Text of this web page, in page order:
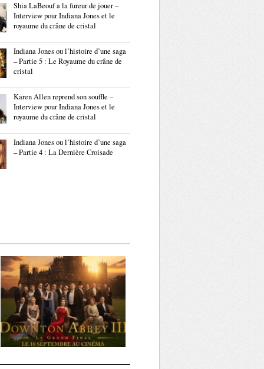
Shia LaBeouf a la fureur de jouer –
Interview pour Indiana Jones et le
royaume du crâne de cristal
Indiana Jones ou l’histoire d’une saga
– Partie 5 : Le Royaume du crâne de
cristal
Karen Allen reprend son souffle –
Interview pour Indiana Jones et le
royaume du crâne de cristal
Indiana Jones ou l’histoire d’une saga
– Partie 4 : La Dernière Croisade